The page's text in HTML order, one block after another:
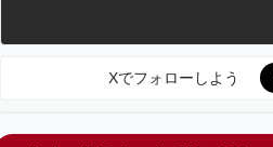
Xでフォローしよう